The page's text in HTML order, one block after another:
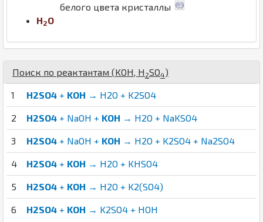
белого цвета кристаллы
H2O
Поиск по реактантам (KOH H 2SO4)
1 H2SO4 + KOH → H2O + K2SO4
2 H2SO4 + NaOH + KOH → H2O + NaKSO4
3 H2SO4 + NaOH + KOH → H2O + K2SO4 + Na2SO4
4 H2SO4 + KOH → H2O + KHSO4
5 H2SO4 + KOH → H2O + K2(SO4)
6 H2SO4 + KOH → K2SO4 + HOH